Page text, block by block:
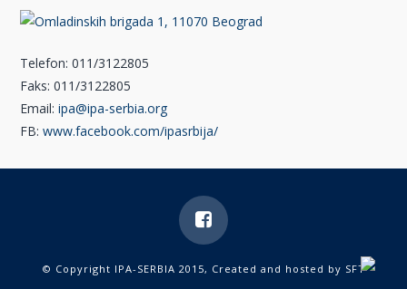
Telefon: 011/3122805
Faks: 011/3122805
Email:ipa@ipa-serbia.org
FB:www.facebook.com/ipasrbija/
© Copyright IPA-SERBIA 2015, Created and hosted by SFT